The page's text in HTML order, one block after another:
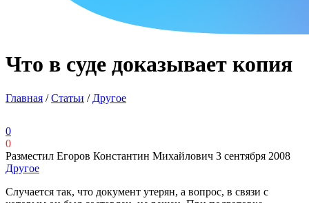
Что в суде доказывает копия
Главная /Статьи / Другое
0
0
Разместил Егоров Константин Михайлович 3 сентября 2008
Другое
Случается так, что документ утерян, а вопрос, в связи с